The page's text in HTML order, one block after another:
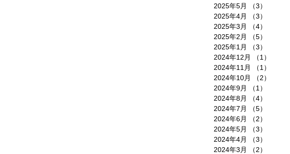
2025年5月
（3）
2025年4月
（3）
2025年3月
（4）
2025年2月
（5）
2025年1月
（3）
2024年12月
（1）
2024年11月
（1）
2024年10月
（2）
2024年9月
（1）
2024年8月
（4）
2024年7月
（5）
2024年6月
（2）
2024年5月
（3）
2024年4月
（3）
2024年3月
（2）